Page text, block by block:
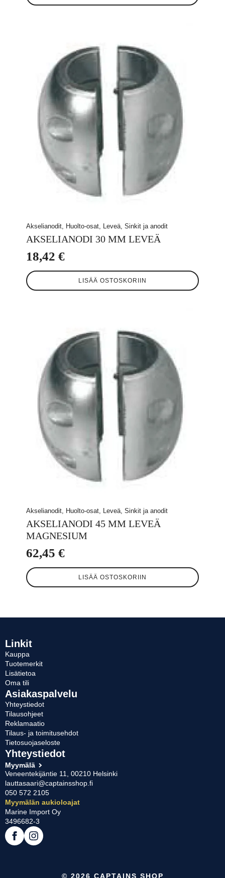
Akselianodit, Huolto-osat, Leveä, Sinkit ja anodit
AKSELIANODI 30 MM LEVEÄ
18,42 €
LISÄÄ OSTOSKORIIN
Akselianodit, Huolto-osat, Leveä, Sinkit ja anodit
AKSELIANODI 45 MM LEVEÄ
MAGNESIUM
62,45 €
LISÄÄ OSTOSKORIIN
Linkit
Kauppa
Tuotemerkit
Lisätietoa
Oma tili
Asiakaspalvelu
Yhteystiedot
Tilausohjeet
Reklamaatio
Tilaus- ja toimitusehdot
Tietosuojaseloste
Yhteystiedot
Myymälä
Veneentekijäntie 11, 00210 Helsinki
lauttasaari@captainsshop.fi
050 572 2105
Myymälän aukioloajat
Marine Import Oy
3496682-3
© 2026 CAPTAINS SHOP